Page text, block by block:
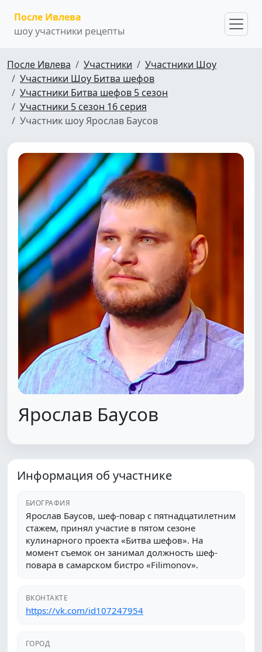
После Ивлева
шоу участники рецепты
После Ивлева Участники
Участники Шоу
Участники Шоу Битва шефов
Участники Битва шефов 5 сезон
Участники 5 сезон 16 серия
Участник шоу Ярослав Баусов
Ярослав Баусов
Информация об участнике
БИОГРАФИЯ
Ярослав Баусов, шеф-повар с пятнадцатилетним
стажем, принял участие в пятом сезоне
кулинарного проекта «Битва шефов». На
момент съемок он занимал должность шеф-
повара в самарском бистро «Filimonov».
ВКОНТАКТЕ
https://vk.com/id107247954
ГОРОД